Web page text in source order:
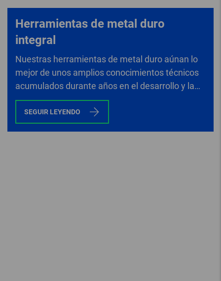
Herramientas de metal duro
integral
Nuestras herramientas de metal duro aúnan lo
mejor de unos amplios conocimientos técnicos
acumulados durante años en el desarrollo y la
fabricación.
SEGUIR LEYENDO